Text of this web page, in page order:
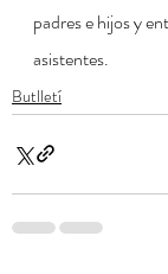
padres e hijos y
asistentes.
Butlletí